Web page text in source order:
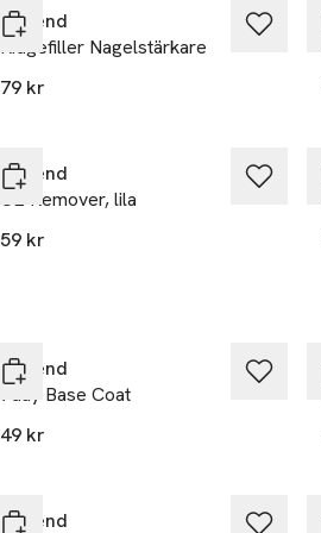
Depend
Ridgefiller Nagelstärkare
79 kr
Depend
O2 Remover, lila
59 kr
Depend
7day Base Coat
49 kr
Depend